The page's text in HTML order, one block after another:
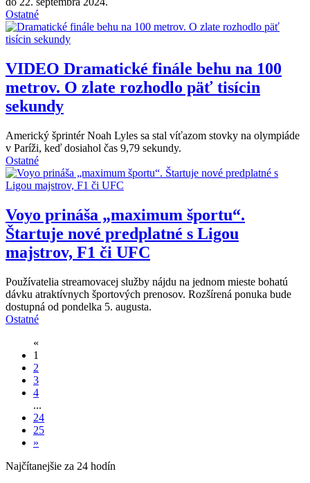
Ostatné
VIDEO Dramatické finále behu na 100
metrov. O zlate rozhodlo päť tisícin
sekundy
Americký šprintér Noah Lyles sa stal víťazom stovky na olympiáde
v Paríži, keď dosiahol čas 9,79 sekundy.
Ostatné
Voyo prináša „maximum športu“.
Štartuje nové predplatné s Ligou
majstrov, F1 či UFC
Používatelia streamovacej služby nájdu na jednom mieste bohatú
dávku atraktívnych športových prenosov. Rozšírená ponuka bude
dostupná od pondelka 5. augusta.
Ostatné
«
1
2
3
4
...
24
25
»
Najčítanejšie za 24 hodín